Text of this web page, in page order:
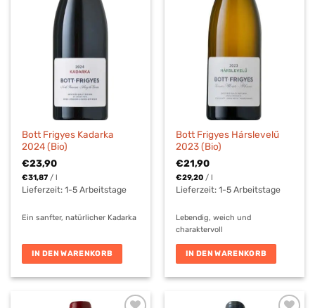
Bott Frigyes Kadarka
2024 (Bio)
€23,90
€31,87 /l
Lieferzeit:1-5 Arbeitstage
Ein sanfter, natürlicher Kadarka
IN DEN WARENKORB
Bott Frigyes Hárslevelű
2023 (Bio)
€21,90
€29,20 /l
Lieferzeit:1-5 Arbeitstage
Lebendig, weich und
charaktervoll
IN DEN WARENKORB